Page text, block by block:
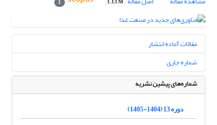
1.13 M
1
مقالات آماده انتشار
شماره جاری
شماره‌های پیشین نشریه
دوره 13 (1404-1405)